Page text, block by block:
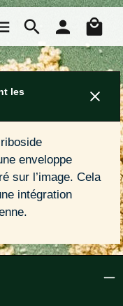
les
enveloppe
sur l’image. Cela
intégration